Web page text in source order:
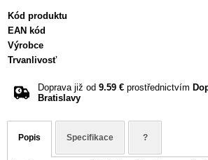
Kód produktu
EAN kód
Výrobce
Trvanlivosť
Doprava již od 9.59 € prostřednictvím
Bratislavy
Popis Specifikace ?